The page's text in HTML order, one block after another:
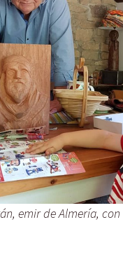
emir de Almería,